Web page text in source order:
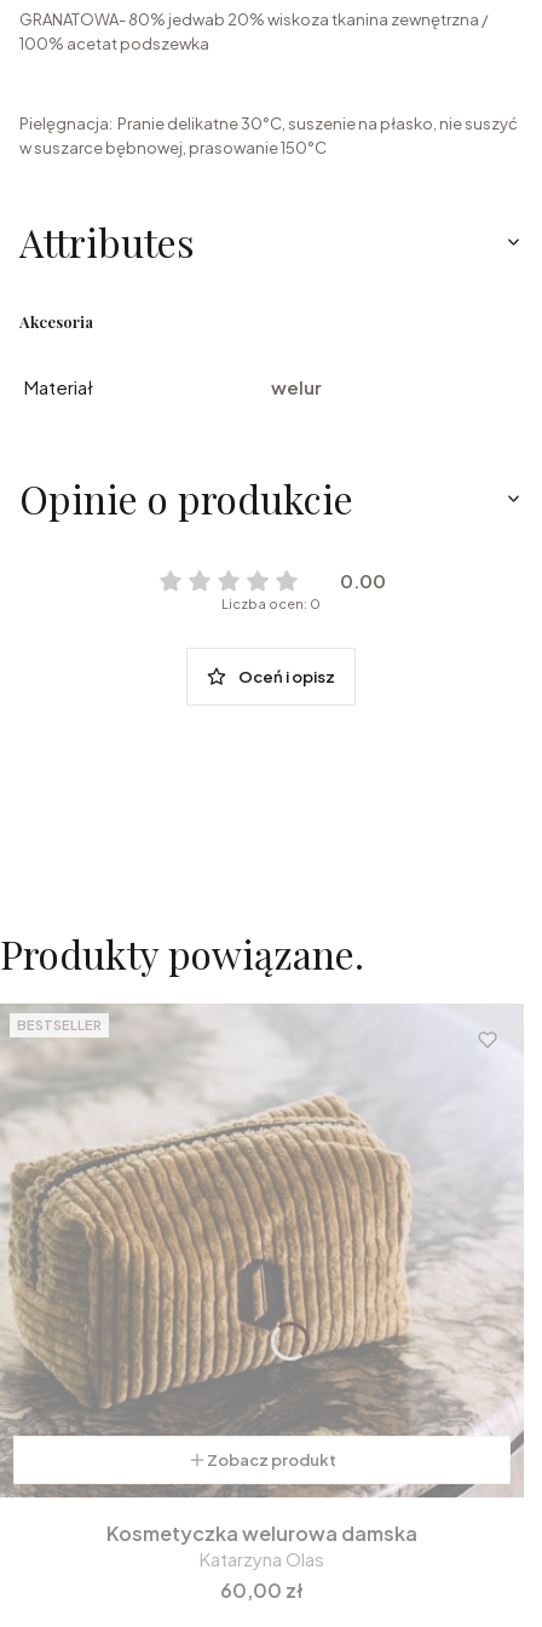
GRANATOWA- 80% jedwab 20% wiskoza tkanina zewnętrzna /
100% acetat podszewka
Pielęgnacja: Pranie delikatne 30°C, suszenie na płasko, nie suszyć
w suszarce bębnowej, prasowanie 150°C
Attributes
Akcesoria
Materiał welur
Opinie o produkcie
0.00
Liczba ocen: 0
Oceń i opisz
Produkty powiązane.
BESTSELLER
Zobacz produkt
Kosmetyczka welurowa damska
Katarzyna Olas
Cena
60,00 zł